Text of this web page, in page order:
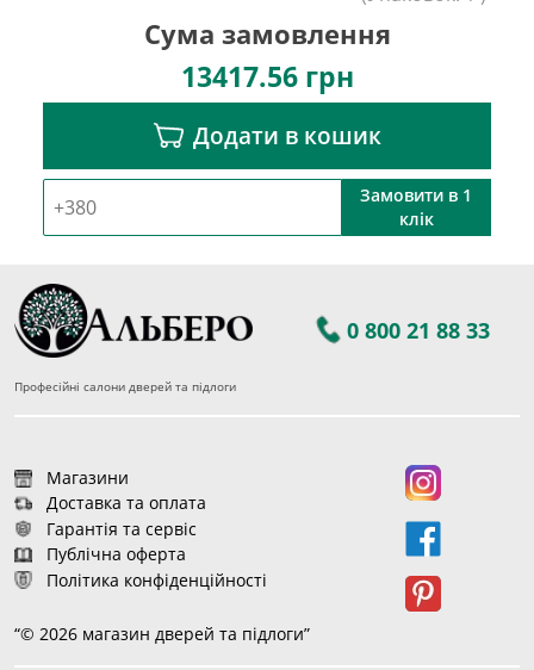
Сума замовлення
13417.56грн
Додати в кошик
Замовити в 1
клік
0 800 21 88 33
Професійні салони дверей та підлоги
Магазини
Доставка та оплата
Гарантія та сервіс
Публічна оферта
Політика конфіденційності
“© 2026 магазин дверей та підлоги”